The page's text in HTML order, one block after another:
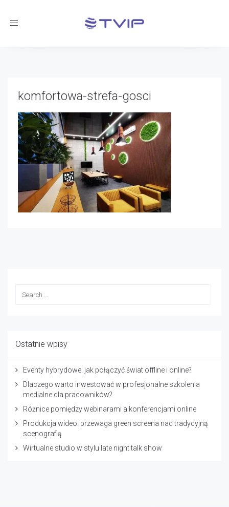
Toggle
komfortowa-strefa-gosci
Ostatnie wpisy
Eventy hybrydowe: jak połączyć świat offline i online?
Dlaczego warto inwestować w profesjonalne szkolenia
medialne dla pracowników?
Różnice pomiędzy webinarami a konferencjami online
Produkcja wideo: przewaga green screena nad tradycyjną
scenografią
Wirtualne studio w stylu late night talk show